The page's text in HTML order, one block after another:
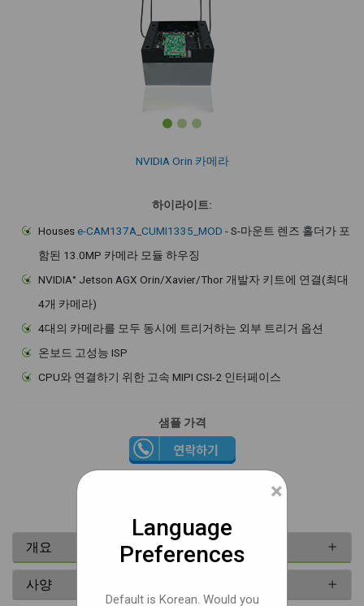
NVIDIA Orin 카메라
하이라이트:
Housese-CAM137A_CUMI1335_MOD - S-마운트 렌즈 홀더가 포
함된 13.0MP 카메라 모듈 하우징
NVIDIA° Jetson AGX Orin/Xavier/Thor 개발자 키트에 연결(최대
4개 카메라)
4대의 카메라를 모두 동시에 트리거하는 외부 트리거 옵션
온보드 고성능 ISP
CPU와 연결하기 위한 고속 MIPI CSI-2 인터페이스
샘플 가격
개요
사양
×
Language
Preferences
Default is Korean. Would you